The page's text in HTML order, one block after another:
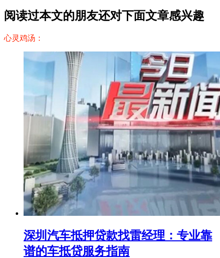
阅读过本文的朋友还对下面文章感兴趣
心灵鸡汤：
深圳汽车抵押贷款找雷经理：专业靠
谱的车抵贷服务指南